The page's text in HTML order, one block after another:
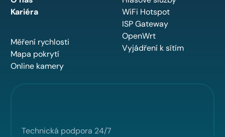
Kariéra
Měření rychlosti
Mapa pokrytí
Online kamery
WiFi Hotspot
ISP Gateway
OpenWrt
Vyjádření k sítím
Technická podpora 24/7